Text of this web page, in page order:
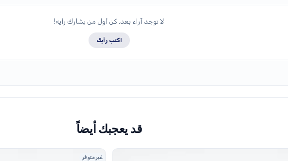
لا توجد آراء بعد. كن أول من يشارك رأيه!
اكتب رأيك
قد يعجبك أيضاً
غير متوفر